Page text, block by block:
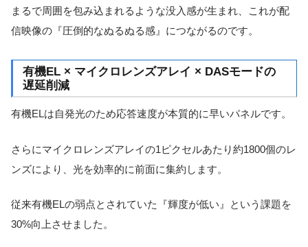
まるで周囲を包み込まれるような没入感が生まれ、これが配
信映像の『圧倒的なぬるぬる感』につながるのです。
有機EL × マイクロレンズアレイ × DASモードの
遅延削減
有機ELは自発光のため応答速度が本質的に早いパネルです。
さらにマイクロレンズアレイの1ピクセルあたり約1800個のレ
ンズにより、光を効率的に前面に集約します。
従来有機ELの弱点とされていた『輝度が低い』という課題を
30%向上させました。